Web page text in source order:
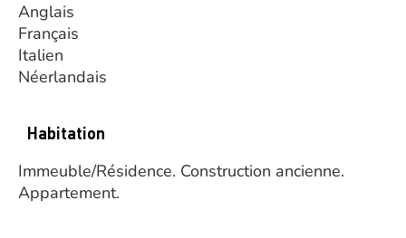
Anglais
Français
Italien
Néerlandais
Habitation
Immeuble/Résidence. Construction ancienne.
Appartement.